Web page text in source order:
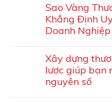
Sao Vàng
Khẳng Định
Doanh Nghiệp
Xây dựng
lược giúp bạn
nguyên số